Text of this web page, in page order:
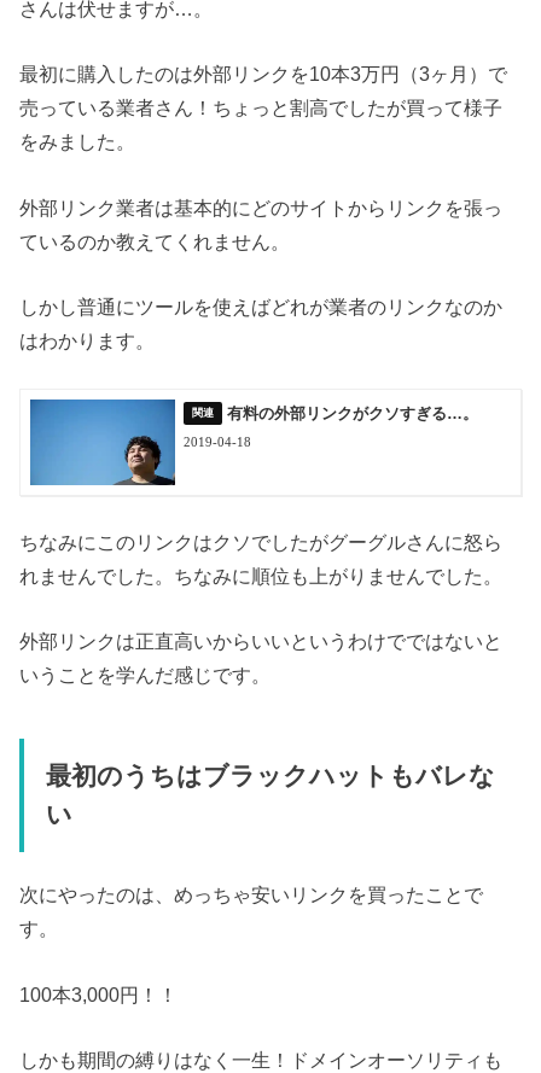
さんは伏せますが…。
最初に購入したのは外部リンクを10本3万円（3ヶ月）で
売っている業者さん！ちょっと割高でしたが買って様子
をみました。
外部リンク業者は基本的にどのサイトからリンクを張っ
ているのか教えてくれません。
しかし普通にツールを使えばどれが業者のリンクなのか
はわかります。
有料の外部リンクがクソすぎる…。
2019-04-18
ちなみにこのリンクはクソでしたがグーグルさんに怒ら
れませんでした。ちなみに順位も上がりませんでした。
外部リンクは正直高いからいいというわけでではないと
いうことを学んだ感じです。
最初のうちはブラックハットもバレな
い
次にやったのは、めっちゃ安いリンクを買ったことで
す。
100本3,000円！！
しかも期間の縛りはなく一生！ドメインオーソリティも